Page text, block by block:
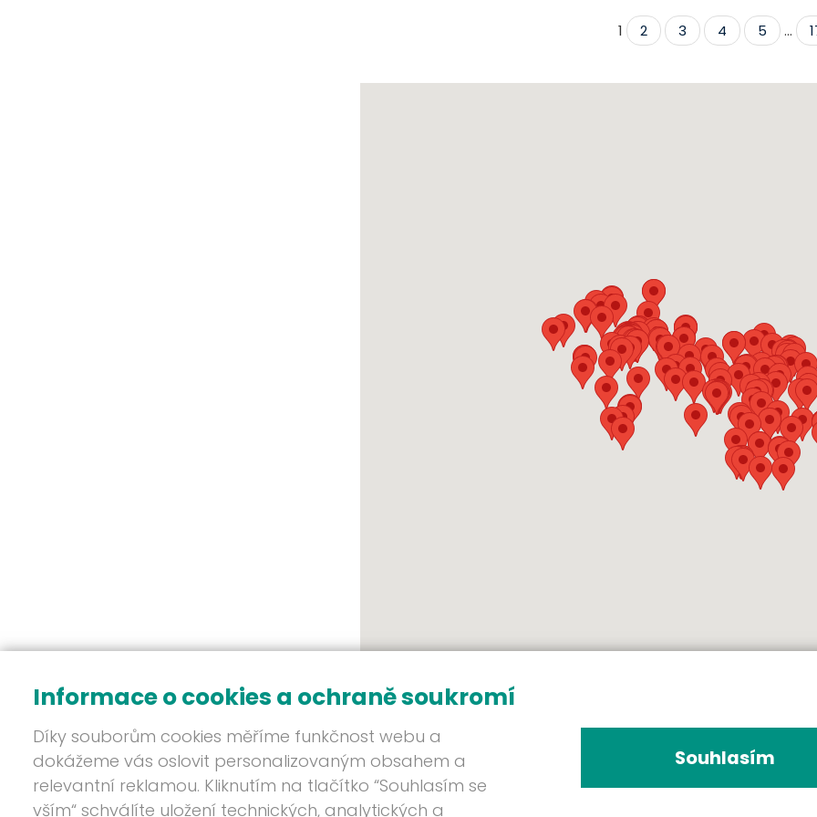
1 2 3 4 5 ...
Informace o cookies a ochraně soukromí
Díky souborům cookies měříme funkčnost webu a
dokážeme vás oslovit personalizovaným obsahem a
relevantní reklamou. Kliknutím na tlačítko “Souhlasím se
vším“ schválíte uložení technických, analytických a
Souhlasím